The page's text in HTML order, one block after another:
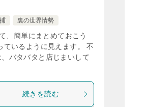
裏の世界情勢
、簡単にまとめておこう
ているように見えます。 不
バタバタと店じまいして
続きを読む